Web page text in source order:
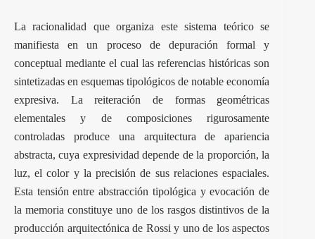
La racionalidad que organiza este sistema teórico se
manifiesta en un proceso de depuración formal y
conceptual mediante el cual las referencias históricas son
sintetizadas en esquemas tipológicos de notable economía
expresiva. La reiteración de formas geométricas
elementales y de composiciones rigurosamente
controladas produce una arquitectura de apariencia
abstracta, cuya expresividad depende de la proporción, la
luz, el color y la precisión de sus relaciones espaciales.
Esta tensión entre abstracción tipológica y evocación de
la memoria constituye uno de los rasgos distintivos de la
producción arquitectónica de Rossi y uno de los aspectos